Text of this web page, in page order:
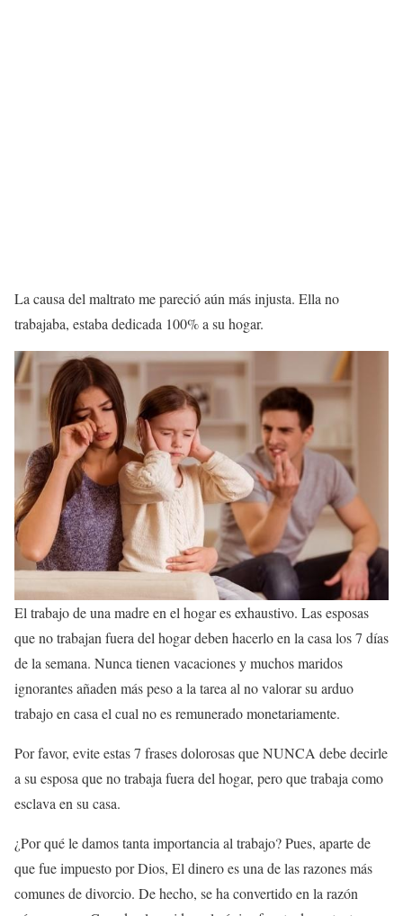
La causa del maltrato me pareció aún más injusta. Ella no
trabajaba, estaba dedicada 100% a su hogar.
El trabajo de una madre en el hogar es exhaustivo. Las esposas
que no trabajan fuera del hogar deben hacerlo en la casa los 7 días
de la semana. Nunca tienen vacaciones y muchos maridos
ignorantes añaden más peso a la tarea al no valorar su arduo
trabajo en casa el cual no es remunerado monetariamente.
Por favor, evite estas 7 frases dolorosas que NUNCA debe decirle
a su esposa que no trabaja fuera del hogar, pero que trabaja como
esclava en su casa.
¿Por qué le damos tanta importancia al trabajo? Pues, aparte de
que fue impuesto por Dios, El dinero es una de las razones más
comunes de divorcio. De hecho, se ha convertido en la razón